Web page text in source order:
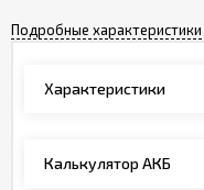
Подробные характеристики
Характеристики
Калькулятор АКБ